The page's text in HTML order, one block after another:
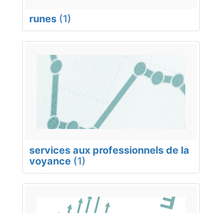
runes (1)
services aux professionnels de la
voyance (1)